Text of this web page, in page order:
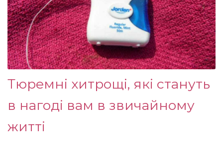
Тюремні хитрощі, які стануть
в нагоді вам в звичайному
житті